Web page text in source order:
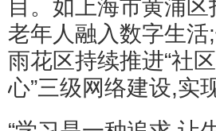
目。如上海市黄浦
老年人融入数字生
雨花区持续推进“社
心”三级网络建设,实